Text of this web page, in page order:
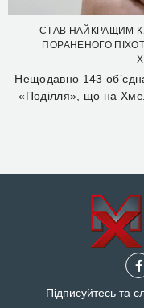
СТАВ НАЙКРАЩИМ
ПОРАНЕНОГО
Нещодавно 143
«Поділля», що на
Підписуйтесь та